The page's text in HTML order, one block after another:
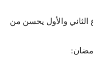
والأول يحسن من